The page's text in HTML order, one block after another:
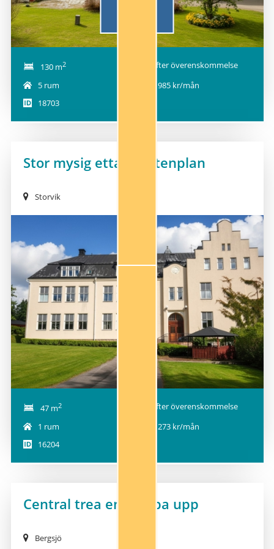
130 m2
Efter överenskommelse
5 rum
9 985 kr/mån
18703
Stor mysig etta i bottenplan
Storvik
47 m2
Efter överenskommelse
1 rum
6 273 kr/mån
16204
Central trea en trappa upp
Bergsjö